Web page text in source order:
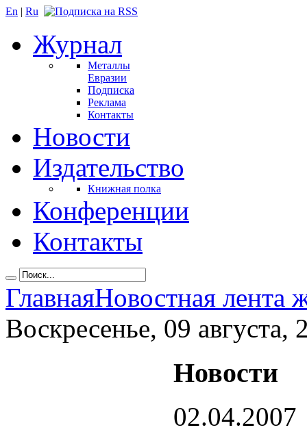
En | Ru
Журнал
Металлы
Евразии
Подписка
Реклама
Контакты
Новости
Издательство
Книжная полка
Конференции
Контакты
ГлавнаяНовостная лента
Воскресенье, 09 августа,
Новости
02.04.2007